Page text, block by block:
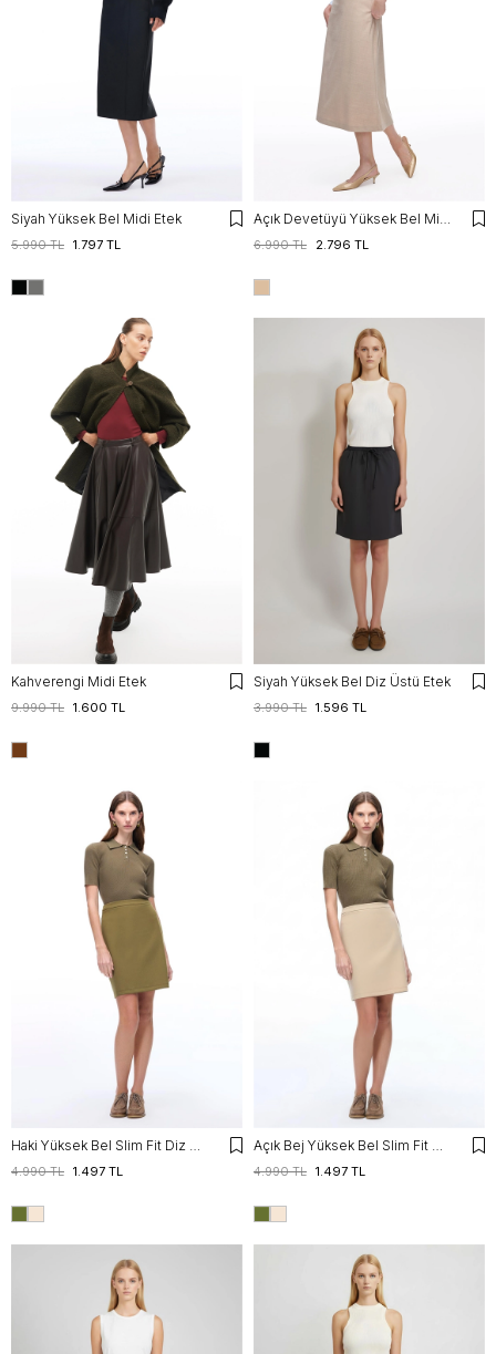
Siyah Yüksek Bel Midi Etek
1.797 TL
5.990 TL 2.796 TL
6.990 TL
Kahverengi Midi Etek
1.600 TL
9.990 TL
Siyah Yüksek Bel Diz Üstü Etek
1.596 TL
3.990 TL
1.497 TL
4.990 TL 1.497 TL
4.990 TL